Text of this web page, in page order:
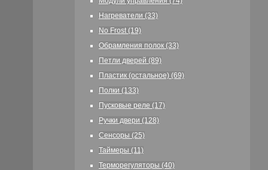
Нагреватели (33)
No Frost (19)
Обрамления полок (33)
Петли дверей (89)
Пластик (остальное) (69)
Полки (133)
Пусковые реле (17)
Ручки двери (128)
Сенсоры (25)
Таймеры (11)
Терморегуляторы (40)